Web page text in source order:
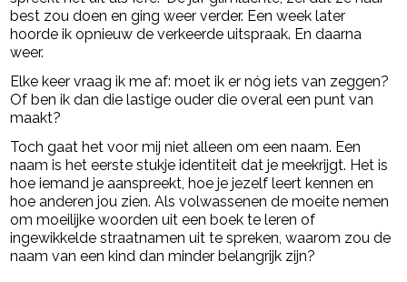
best zou doen en ging weer verder. Een week later
hoorde ik opnieuw de verkeerde uitspraak. En daarna
weer.
Elke keer vraag ik me af: moet ik er nóg iets van zeggen?
Of ben ik dan die lastige ouder die overal een punt van
maakt?
Toch gaat het voor mij niet alleen om een naam. Een
naam is het eerste stukje identiteit dat je meekrijgt. Het is
hoe iemand je aanspreekt, hoe je jezelf leert kennen en
hoe anderen jou zien. Als volwassenen de moeite nemen
om moeilijke woorden uit een boek te leren of
ingewikkelde straatnamen uit te spreken, waarom zou de
naam van een kind dan minder belangrijk zijn?